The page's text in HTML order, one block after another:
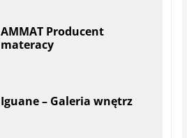
Iguane – Galeria wnętrz
Meble & Tkaniny